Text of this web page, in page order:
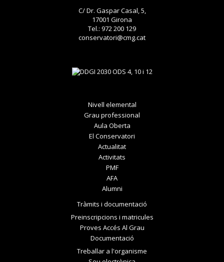
C/ Dr. Gaspar Casal, 5,
17001 Girona
Tel.: 972 200 129
conservatori@cmg.cat
Nivell elemental
Grau professional
Aula Oberta
El Conservatori
Actualitat
Activitats
PMF
AFA
Alumni
Tràmits i documentació
Preinscripcions i matricules
Proves Accés Al Grau
Documentació
Treballar a l'organisme